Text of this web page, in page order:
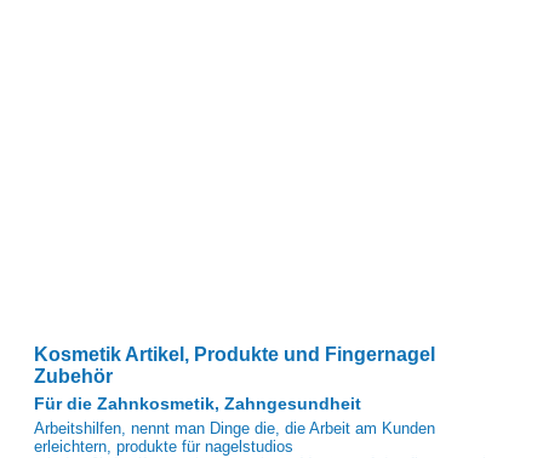
Kosmetik Artikel, Produkte und Fingernagel
Zubehör
Für die Zahnkosmetik, Zahngesundheit
Arbeitshilfen, nennt man Dinge die, die Arbeit am Kunden
erleichtern, produkte für nagelstudios